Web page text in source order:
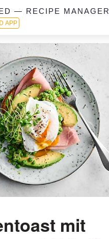
— RECIPE MANAGER
APP
mit